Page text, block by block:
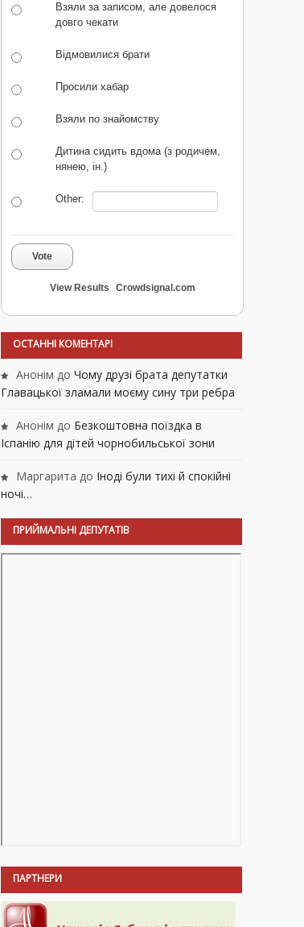
Взяли за записом, але довелося
довго чекати
Відмовилися брати
Просили хабар
Взяли по знайомству
Дитина сидить вдома (з родичем,
нянею, ін.)
Other:
Vote
View Results Crowdsignal.com
ОСТАННІ КОМЕНТАРІ
Анонім до Чому друзі брата депутатки
Главацької зламали моєму сину три ребра
Анонім до Безкоштовна поїздка в
Іспанію для дітей чорнобильської зони
Маргарита до Іноді були тихі й спокійні
ночі…
ПРИЙМАЛЬНІ ДЕПУТАТІВ
ПАРТНЕРИ